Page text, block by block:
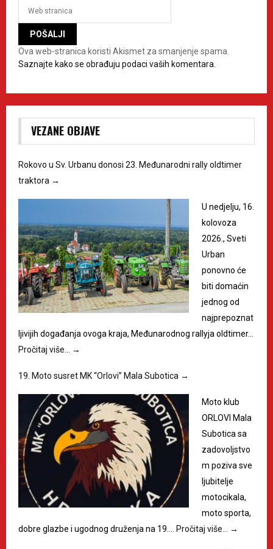
Ova web-stranica koristi Akismet za smanjenje spama.
Saznajte kako se obrađuju podaci vaših komentara.
VEZANE OBJAVE
Rokovo u Sv. Urbanu donosi 23. Međunarodni rally oldtimer
traktora →
U nedjelju, 16.
kolovoza
2026., Sveti
Urban
ponovno će
biti domaćin
jednog od
najprepoznat
ljivijih događanja ovoga kraja, Međunarodnog rallyja oldtimer…
Pročitaj više…
→
19. Moto susret MK “Orlovi” Mala Subotica →
Moto klub
ORLOVI Mala
Subotica sa
zadovoljstvo
m poziva sve
ljubitelje
motocikala,
moto sporta,
dobre glazbe i ugodnog druženja na 19.…
Pročitaj više… →